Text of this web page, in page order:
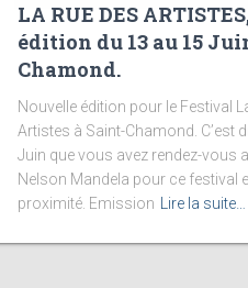
LA RUE DES
édition du 13 au 15
Chamond.
Nouvelle édition pour le Festival
Artistes à Saint-Chamond. C’est
Juin que vous avez rendez-vous
Nelson Mandela pour ce festival
proximité. Emission
Lire la suite…